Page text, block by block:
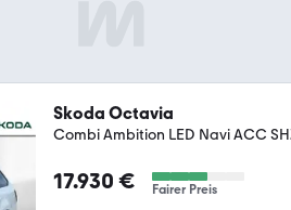
Skoda Octavia
Combi Ambition LED Navi ACC
17.930 € Fairer Preis